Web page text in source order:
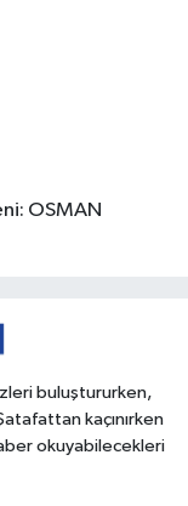
OSMAN
buluştururken,
kaçınırken
okuyabilecekleri